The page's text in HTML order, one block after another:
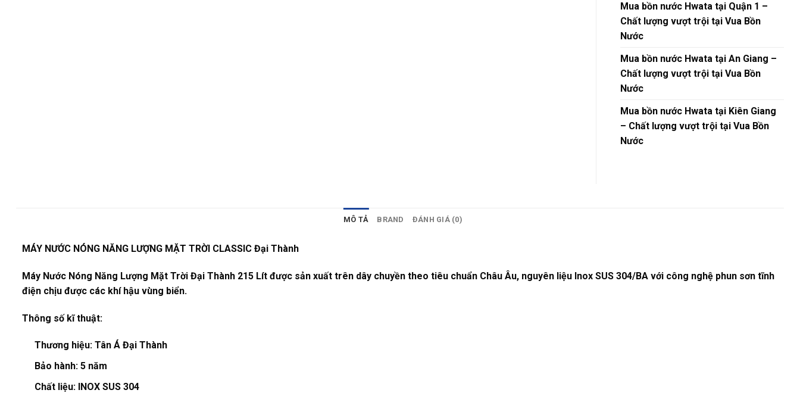
Mua bồn nước Hwata tại Quận 1 –
Chất lượng vượt trội tại Vua Bồn
Nước
Mua bồn nước Hwata tại An Giang –
Chất lượng vượt trội tại Vua Bồn
Nước
Mua bồn nước Hwata tại Kiên Giang
– Chất lượng vượt trội tại Vua Bồn
Nước
MÔ TẢ BRAND ĐÁNH GIÁ (0)
MÁY NƯỚC NÓNG NĂNG LƯỢNG MẶT TRỜI CLASSIC Đại Thành
Máy Nước Nóng Năng Lượng Mặt Trời Đại Thành 215 Lít được sản xuất trên dây chuyền theo tiêu chuẩn Châu Âu, nguyên liệu Inox SUS 304/BA với công nghệ phun sơn tĩnh
điện chịu được các khí hậu vùng biển.
Thông số kĩ thuật:
Thương hiệu:Tân Á Đại Thành
Bảo hành:5 năm
Chất liệu:INOX SUS 304